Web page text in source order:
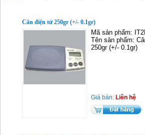
Cân điện tử 250gr (+/- 0.1gr)
Mã sản phẩm:
Tên sản phẩm:
250gr (+/- 0.1gr)
Giá bán: Liên hệ